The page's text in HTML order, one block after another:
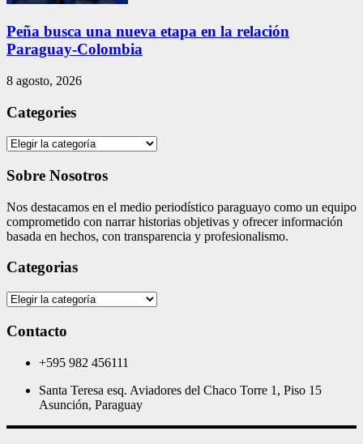
Peña busca una nueva etapa en la relación
Paraguay-Colombia
8 agosto, 2026
Categories
Categories
Sobre Nosotros
Nos destacamos en el medio periodístico paraguayo como un equipo
comprometido con narrar historias objetivas y ofrecer información
basada en hechos, con transparencia y profesionalismo.
Categorias
Categorias
Contacto
+595 982 456111
Santa Teresa esq. Aviadores del Chaco Torre 1, Piso 15
Asunción, Paraguay